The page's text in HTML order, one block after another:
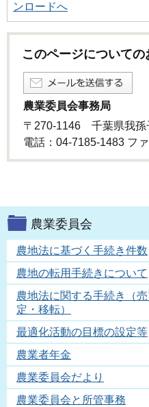
ンロードへ
このページについて
農業委員会事務局
〒270-1146 千葉県我孫
電話：04-7185-1483 フ
農業委員会
農地法に基づく手続き件数
農地の転用手続きについて
農地法に関する手続き（
定・移転）
最適化活動の目標の設定等
農業者年金
農業委員会だより
農業委員会と所管事務